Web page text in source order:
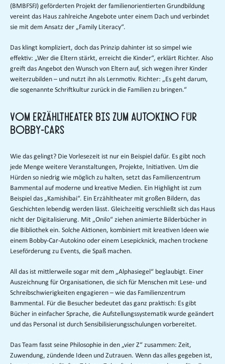
(BMBFSFJ) geförderten Projekt der familienorientierten Grundbildung
vereint das Haus zahlreiche Angebote unter einem Dach und verbindet
sie mit dem Ansatz der „Family Literacy“.
Das klingt kompliziert, doch das Prinzip dahinter ist so simpel wie
effektiv: „Wer die Eltern stärkt, erreicht die Kinder“, erklärt Richter. Also
greift das Angebot den Wunsch von Eltern auf, sich wegen ihrer Kinder
weiterzubilden – und nutzt ihn als Lernmotiv. Richter: „Es geht darum,
die sogenannte Schriftkultur zurück in die Familien zu bringen.“
Vom Erzähltheater bis zum Autokino für
Bobby-Cars
Wie das gelingt? Die Vorlesezeit ist nur ein Beispiel dafür. Es gibt noch
jede Menge weitere Veranstaltungen, Projekte, Initiativen. Um die
Hürden so niedrig wie möglich zu halten, setzt das Familienzentrum
Bammental auf moderne und kreative Medien. Ein Highlight ist zum
Beispiel das „Kamishibai“. Ein Erzähltheater mit großen Bildern, das
Geschichten lebendig werden lässt. Gleichzeitig verschließt sich das Haus
nicht der Digitalisierung. Mit „Onilo“ ziehen animierte Bilderbücher in
die Bibliothek ein. Solche Aktionen, kombiniert mit kreativen Ideen wie
einem Bobby-Car-Autokino oder einem Lesepicknick, machen trockene
Leseförderung zu Events, die Spaß machen.
All das ist mittlerweile sogar mit dem „Alphasiegel“ beglaubigt. Einer
Auszeichnung für Organisationen, die sich für Menschen mit Lese- und
Schreibschwierigkeiten engagieren – wie das Familienzentrum
Bammental. Für die Besucher bedeutet das ganz praktisch: Es gibt
Bücher in einfacher Sprache, die Aufstellungssystematik wurde geändert
und das Personal ist durch Sensibilisierungsschulungen vorbereitet.
Das Team fasst seine Philosophie in den „vier Z“ zusammen: Zeit,
Zuwendung, zündende Ideen und Zutrauen. Wenn das alles gegeben ist,